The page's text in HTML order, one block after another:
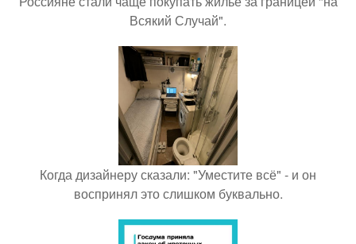
Всякий Случай".
Когда дизайнеру сказали: "Уместите всё" - и он
воспринял это слишком буквально.